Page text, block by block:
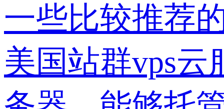
一些比较推荐
美国站群vps云